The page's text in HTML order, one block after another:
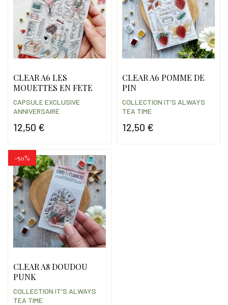
CLEAR A6 LES
MOUETTES EN FETE
12,50 €
CAPSULE EXCLUSIVE
ANNIVERSAIRE
CLEAR A6 POMME DE
PIN
12,50 €
COLLECTION IT'S ALWAYS
TEA TIME
-50%
CLEAR A8 DOUDOU
PUNK
COLLECTION IT'S ALWAYS
TEA TIME